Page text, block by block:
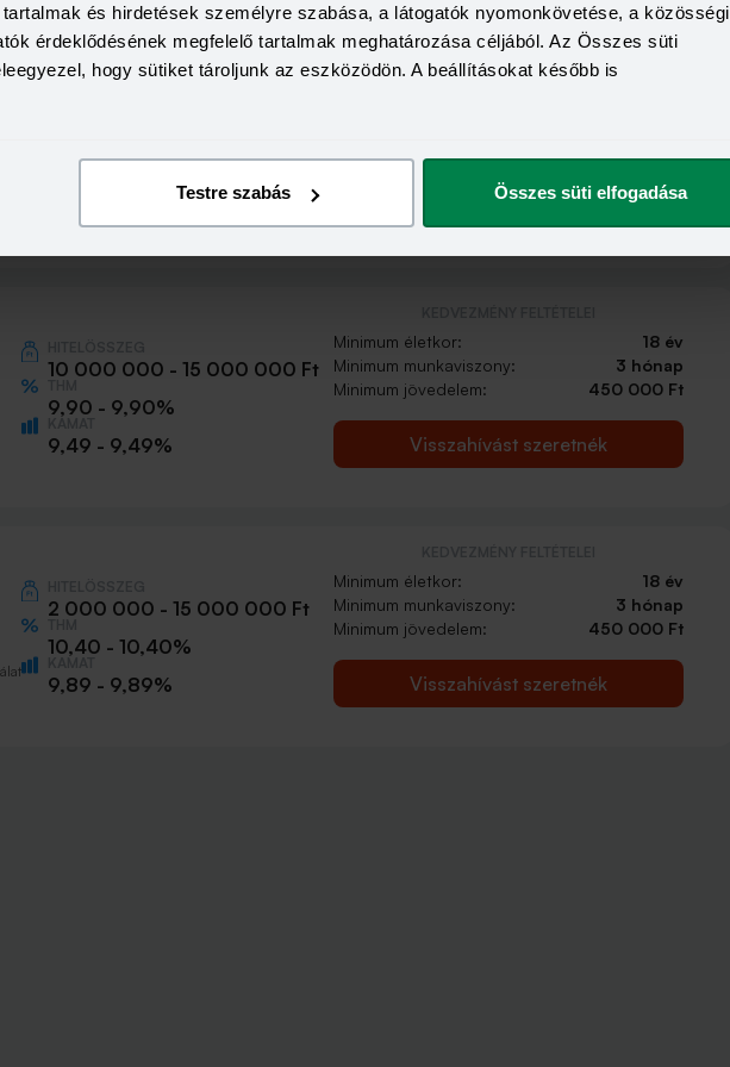
és hirdetések személyre szabása, a látogatók nyomonkövetése, a közösségi
érdeklődésének megfelelő tartalmak meghatározása céljából. Az Összes süti
hogy sütiket tároljunk az eszközödön. A beállításokat később is
Testre szabás Összes süti elfogadása
12,70 - 12,70%
KEDVEZMÉNY FELTÉTELEI
Visszahívást szeretnék
10 000 000 - 15 000 000 Ft
9,90 - 9,90%
KAMAT
9,49 - 9,49%
Minimum életkor:
18 év
Minimum munkaviszony:
3 hónap
Minimum jövedelem:
450 000 Ft
Visszahívást szeretnék
2 000 000 - 15 000 000 Ft
10,40 - 10,40%
KAMAT
9,89 - 9,89%
Minimum életkor:
18 év
Minimum munkaviszony:
3 hónap
Minimum jövedelem:
450 000 Ft
Visszahívást szeretnék